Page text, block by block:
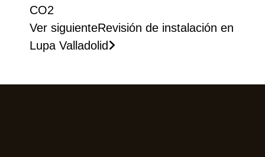
CO2
Ver siguienteRevisión de instalación en
Lupa Valladolid